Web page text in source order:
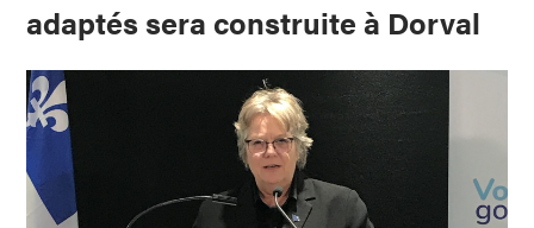
adaptés sera construite à Dorval